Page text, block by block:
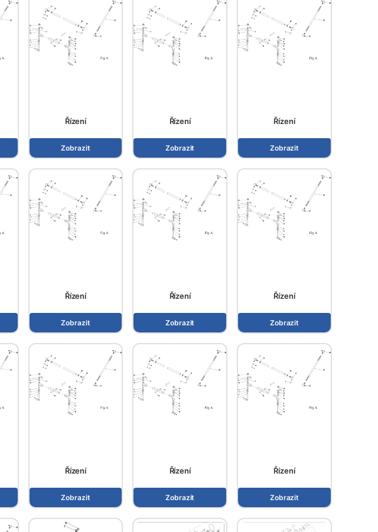
Řízení
Zobrazit
Řízení
Zobrazit
Řízení
Zobrazit
Řízení
Zobrazit
Řízení
Zobrazit
Řízení
Zobrazit
Řízení
Zobrazit
Řízení
Zobrazit
Řízení
Zobrazit